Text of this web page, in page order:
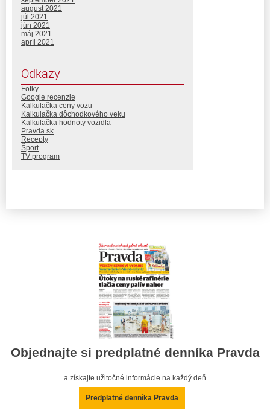
august 2021
júl 2021
jún 2021
máj 2021
apríl 2021
Odkazy
Fotky
Google recenzie
Kalkulačka ceny vozu
Kalkulačka dôchodkového veku
Kalkulačka hodnoty vozidla
Pravda.sk
Recepty
Šport
TV program
Objednajte si predplatné denníka Pravda
a získajte užitočné informácie na každý deň
Predplatné denníka Pravda